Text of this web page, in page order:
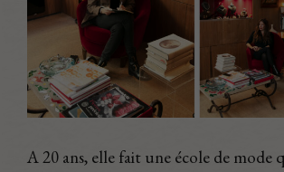
A 20 ans, elle fait une école de mode